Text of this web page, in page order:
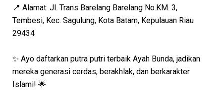
📍 Alamat: Jl. Trans Barelang Barelang No.KM. 3,
Tembesi, Kec. Sagulung, Kota Batam, Kepulauan Riau
29434
✨ Ayo daftarkan putra putri terbaik Ayah Bunda, jadikan
mereka generasi cerdas, berakhlak, dan berkarakter
Islami! 🌟